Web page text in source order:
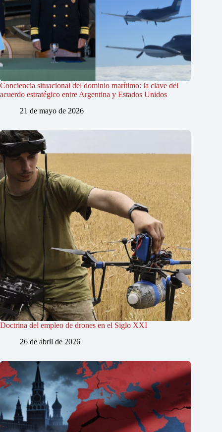
Conciencia situacional del dominio marítimo: la clave del
acuerdo estratégico entre Argentina y Estados Unidos
21 de mayo de 2026
Doctrina del empleo de drones en el Siglo XXI
26 de abril de 2026